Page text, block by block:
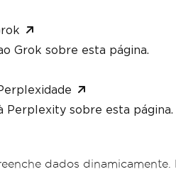
Grok sobre esta página.
Perplexity sobre esta página.
dados